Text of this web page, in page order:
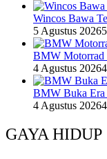
Wincos Bawa
5 Agustus 2026
BMW Motorrad
4 Agustus 2026
BMW Buka Era
4 Agustus 2026
GAYA HIDUP